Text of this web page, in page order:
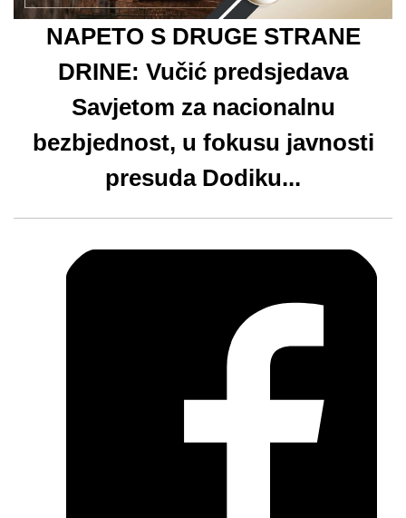
NAPETO S DRUGE STRANE
DRINE: Vučić predsjedava
Savjetom za nacionalnu
bezbjednost, u fokusu javnosti
presuda Dodiku...